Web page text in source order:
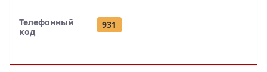
Телефонный
код
931